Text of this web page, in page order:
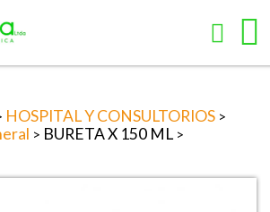
HOSPITAL Y CONSULTORIOS >
> BURETA X 150 ML >